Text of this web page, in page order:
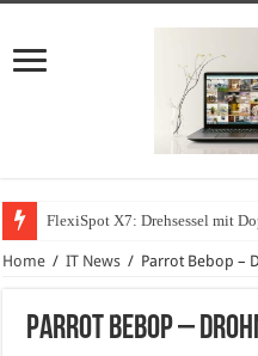
FlexiSpot X7: Drehsessel mit
Home / IT News / Parrot Bebop –
Parrot Bebop –